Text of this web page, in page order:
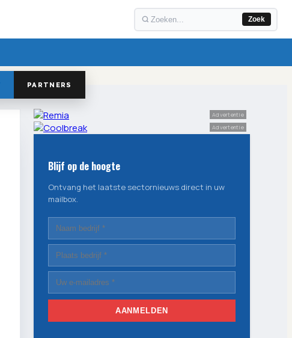
Zoek
PARTNERS
Advertentie
Advertentie
Blijf op de hoogte
Ontvang het laatste sectornieuws direct in uw
mailbox.
AANMELDEN